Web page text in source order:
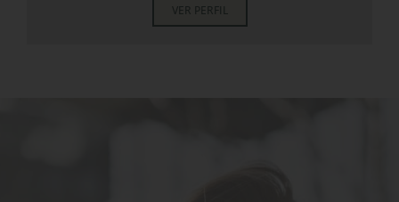
VER PERFIL